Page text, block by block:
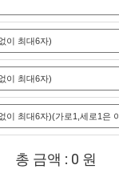
총 금액 : 0 원